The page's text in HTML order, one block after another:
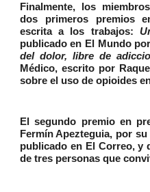
Finalmente, los
dos primeros premios
escrita a los trabajos:
publicado en El Mundo
del dolor, libre de
Médico, escrito por
sobre el uso de opioides
El segundo premio en
Fermín Apezteguia, por
publicado en El Correo, y
de tres personas que